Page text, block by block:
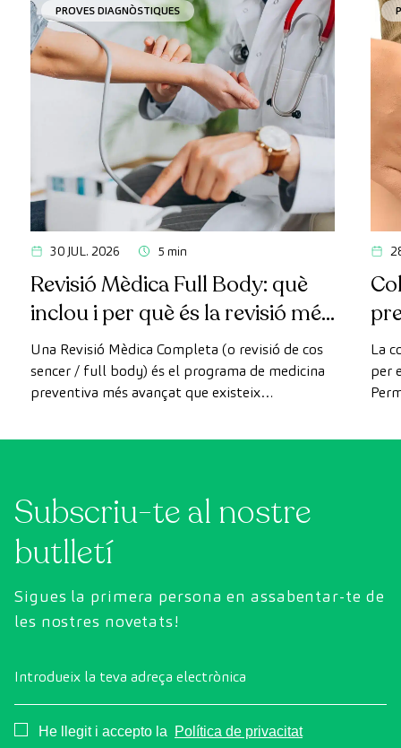
PROVES DIAGNÒSTIQUES
30 JUL. 2026 5 min
Revisió Mèdica Full Body: què
inclou i per què és la revisió més
avançada
Una Revisió Mèdica Completa (o revisió de cos
sencer / full body) és el programa de medicina
preventiva més avançat que existeix
convencionals, aquesta revisió utilitza la
l'estat dels òrgans vitals, el sistema vascular i el
cervell abans que apareguin els primers
símptomes.
La
per
Subscriu-te al nostre
butlletí
Sigues la primera persona en assabentar-te de
les nostres novetats!
Introdueix la teva adreça electrònica
Consentimiento
He llegit i accepto la
Política de privacitat